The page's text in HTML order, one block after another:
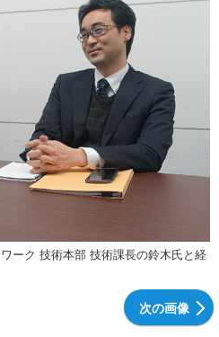
ーク 技術本部 技術課長の鈴木氏と経
次の画像